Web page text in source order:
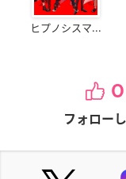
ヒプノシスマ...
フォロー